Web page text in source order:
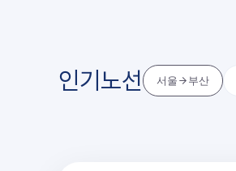
인기노선 서울 부산